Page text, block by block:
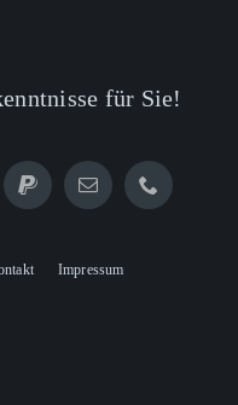
für Sie!
Impressum